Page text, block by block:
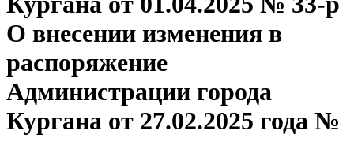
О внесении изменения в
распоряжение
Администрации города
Кургана от 27.02.2025 года №